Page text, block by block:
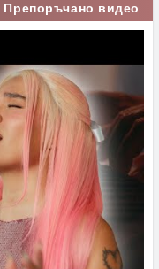
Препоръчано видео